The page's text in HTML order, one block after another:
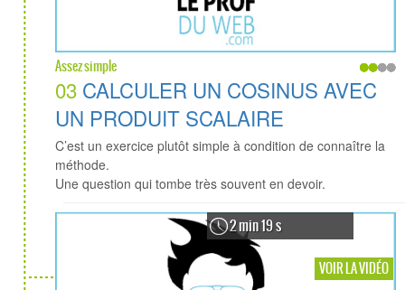
Assez simple
03 CALCULER UN COSINUS AVEC
UN PRODUIT SCALAIRE
C’est un exercice plutôt simple à condition de connaître la
méthode.
Une question qui tombe très souvent en devoir.
2 min 19 s
VOIR LA VIDÉO